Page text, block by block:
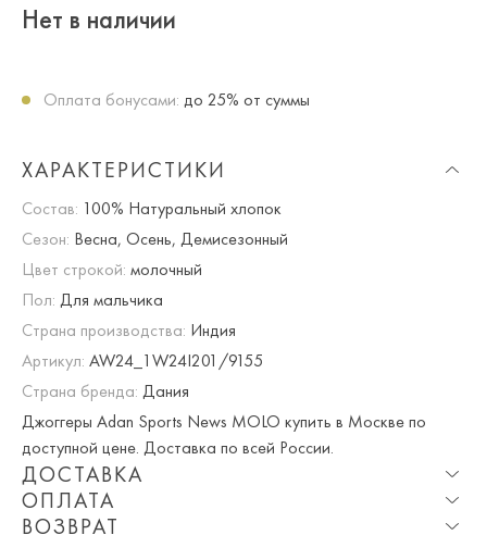
Нет в наличии
Оплата бонусами: до 25% от суммы
ХАРАКТЕРИСТИКИ
Состав: 100% Натуральный хлопок
Сезон: Весна, Осень, Демисезонный
Цвет строкой: молочный
Пол: Для мальчика
Страна производства: Индия
Артикул: AW24_1W24I201/9155
Страна бренда: Дания
Джоггеры Adan Sports News MOLO купить в Москве по
доступной цене. Доставка по всей России.
ДОСТАВКА
Опция частичная доставка и примерка доступна для
ОПЛАТА
ВОЗВРАТ